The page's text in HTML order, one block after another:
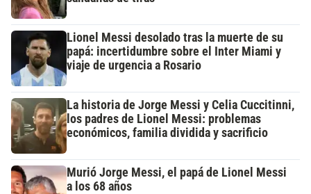
Lionel Messi desolado tras la muerte de su
papá: incertidumbre sobre el Inter Miami y
viaje de urgencia a Rosario
La historia de Jorge Messi y Celia Cuccitinni,
los padres de Lionel Messi: problemas
económicos, familia dividida y sacrificio
Murió Jorge Messi, el papá de Lionel Messi
a los 68 años